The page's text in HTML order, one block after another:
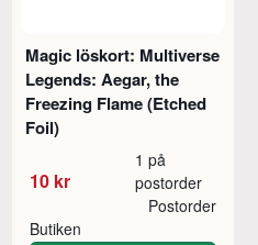
Magic löskort: Multiverse
Legends: Aegar, the
Freezing Flame (Etched
Foil)
10 kr
1 på
postorder
Butiken
Postorder